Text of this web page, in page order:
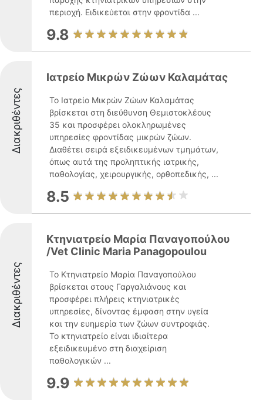
περιοχή. Ειδικεύεται στην φροντίδα ...
9.8
Διακριθέντες
Ιατρείo Μικρών Ζώων Καλαμάτας
Το Ιατρείο Μικρών Ζώων Καλαμάτας
βρίσκεται στη διεύθυνση Θεμιστοκλέους
35 και προσφέρει ολοκληρωμένες
υπηρεσίες φροντίδας μικρών ζώων.
Διαθέτει σειρά εξειδικευμένων τμημάτων,
όπως αυτά της προληπτικής ιατρικής,
παθολογίας, χειρουργικής, ορθοπεδικής, ...
8.5
Διακριθέντες
Κτηνιατρείο Μαρία Παναγοπούλου
/Vet Clinic Maria Panagopoulou
Το Κτηνιατρείο Μαρία Παναγοπούλου
βρίσκεται στους Γαργαλιάνους και
προσφέρει πλήρεις κτηνιατρικές
υπηρεσίες, δίνοντας έμφαση στην υγεία
και την ευημερία των ζώων συντροφιάς.
Το κτηνιατρείο είναι ιδιαίτερα
εξειδικευμένο στη διαχείριση
παθολογικών ...
9.9